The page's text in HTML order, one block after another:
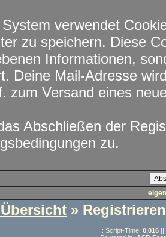
verwendet
zu speichern. Diese
Informationen,
Deine Mail-Adresse
zum Versand eines
Abschließen der
zu.
» Registrieren
.: Script-Time: 0,016 ||